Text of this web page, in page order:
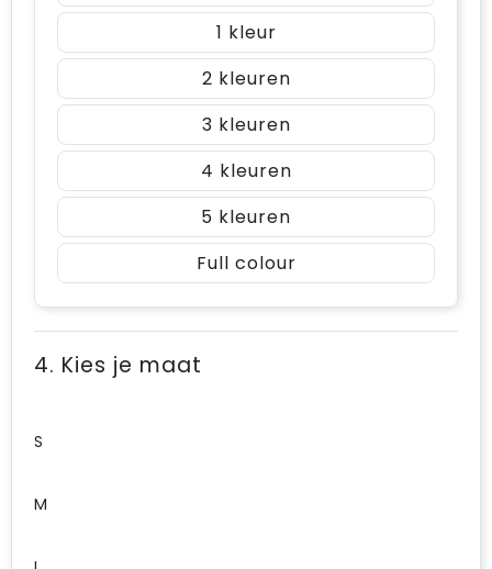
1
2
3
4
5
Full colour
4. Kies je maat
S
M